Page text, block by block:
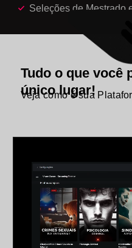
Seleções de Mestrado
Tudo o que você
único lugar!
Veja como é sua